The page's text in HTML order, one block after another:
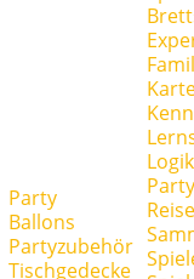
Party
Ballons
Partyzubehör
Tischgedecke